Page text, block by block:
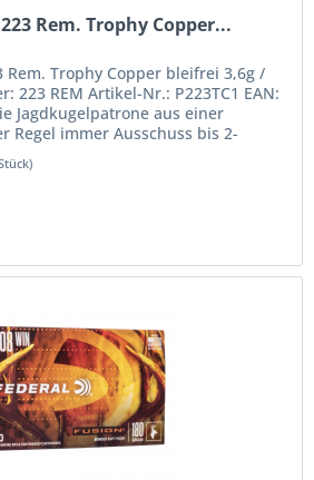
Rem. Trophy Copper...
Rem. Trophy Copper bleifrei 3,6g /
223 REM Artikel-Nr.: P223TC1 EAN:
Jagdkugelpatrone aus einer
Regel immer Ausschuss bis 2-